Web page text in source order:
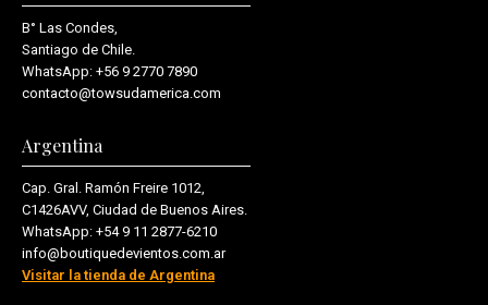
B° Las Condes,
Santiago de Chile.
WhatsApp: +56 9 2770 7890
contacto@towsudamerica.com
Argentina
Cap. Gral. Ramón Freire 1012,
C1426AVV, Ciudad de Buenos Aires.
WhatsApp: +54 9 11 2877-6210
info@boutiquedevientos.com.ar
Visitar la tienda de Argentina